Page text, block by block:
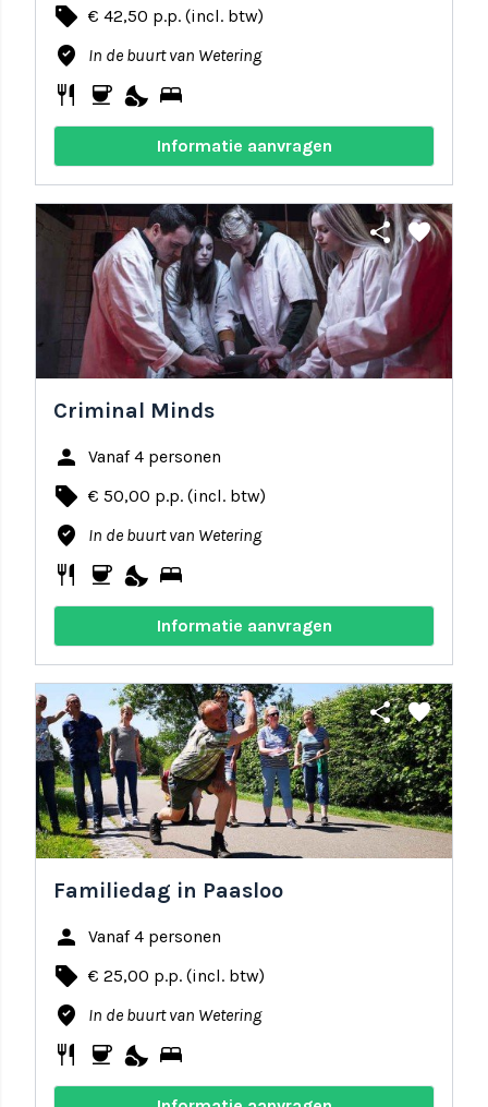
local_offer € 42,50 p.p. (incl. btw)
where_to_vote In de buurt van Wetering
restaurant coffee nights_stay bed
Informatie aanvragen
share favorite
Criminal Minds
person Vanaf 4 personen
local_offer € 50,00 p.p. (incl. btw)
where_to_vote In de buurt van Wetering
restaurant coffee nights_stay bed
Informatie aanvragen
share favorite
Familiedag in Paasloo
person Vanaf 4 personen
local_offer € 25,00 p.p. (incl. btw)
where_to_vote In de buurt van Wetering
restaurant coffee nights_stay bed